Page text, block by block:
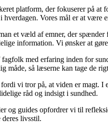
platform, der fokuserer på
hverdagen. Vores mål er at være
et væld af emner, der
information. Vi ønsker at
fagfolk med erfaring inden for
måde, så læserne kan tage de
vi tror på, at viden er magt.
råd og indsigt i sundhed.
og guides opfordrer vi til
livsstil.